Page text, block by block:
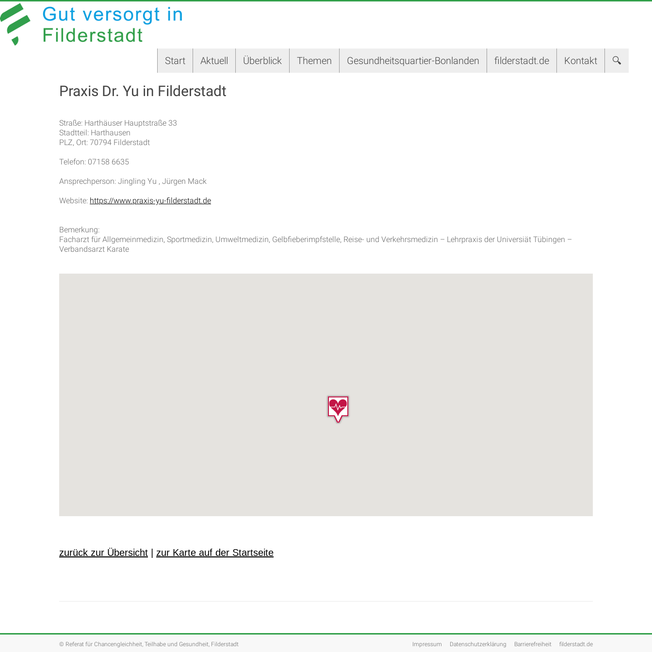
Zum
Inhalt
springen
GUT
VERSORGT
Start Aktuell Überblick Themen Gesundheitsquartier-Bonlanden filderstadt.de Kontakt 🔍
Praxis Dr. Yu in Filderstadt
Straße: Harthäuser Hauptstraße 33
Stadtteil: Harthausen
PLZ, Ort: 70794 Filderstadt
Telefon: 07158 6635
Ansprechperson: Jingling Yu , Jürgen Mack
Website: https://www.praxis-yu-filderstadt.de
Bemerkung:
Facharzt für Allgemeinmedizin, Sportmedizin, Umweltmedizin, Gelbfieberimpfstelle, Reise- und Verkehrsmedizin – Lehrpraxis der Universiät Tübingen –
Verbandsarzt Karate
zurück zur Übersicht zur Karte auf der Startseite
© Referat für Chancengleichheit, Teilhabe und Gesundheit, Filderstadt Impressum Datenschutzerklärung Barrierefreiheit filderstadt.de